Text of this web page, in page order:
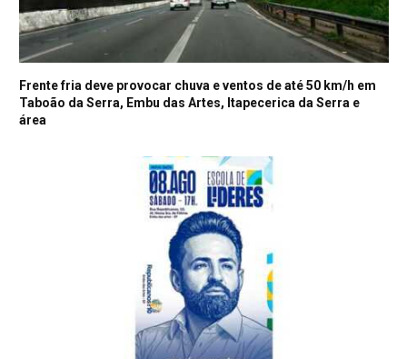
Frente fria deve provocar chuva e ventos de até 50 km/h em
Taboão da Serra, Embu das Artes, Itapecerica da Serra e
área